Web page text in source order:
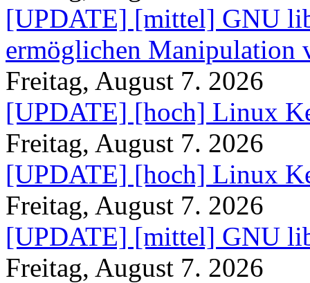
[UPDATE] [mittel] GNU
ermöglichen Manipulation
Freitag, August 7. 2026
[UPDATE] [hoch] Linux
Freitag, August 7. 2026
[UPDATE] [hoch] Linux
Freitag, August 7. 2026
[UPDATE] [mittel] GNU
Freitag, August 7. 2026